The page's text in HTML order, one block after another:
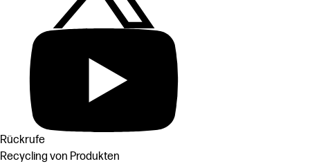
Rückrufe
Recycling von Produkten